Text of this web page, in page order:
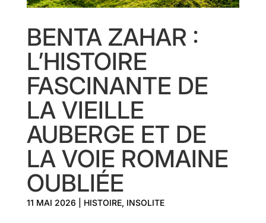
BENTA ZAHAR :
L’HISTOIRE
FASCINANTE DE
LA VIEILLE
AUBERGE ET DE
LA VOIE ROMAINE
OUBLIÉE
11 MAI 2026 HISTOIRE, INSOLITE